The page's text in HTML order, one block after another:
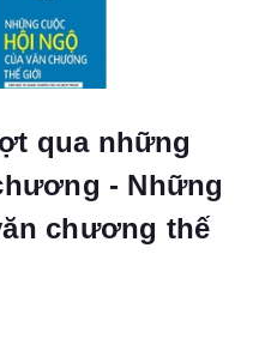
qua những
- Những
chương thế